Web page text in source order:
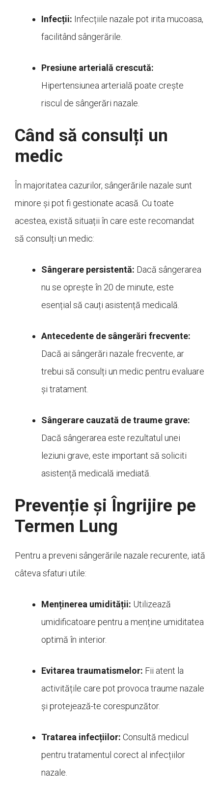
Infecții: Infecțiile nazale pot irita mucoasa,
facilitând sângerările.
Presiune arterială crescută:
Hipertensiunea arterială poate crește
riscul de sângerări nazale.
Când să consulți un
medic
În majoritatea cazurilor, sângerările nazale sunt
minore și pot fi gestionate acasă. Cu toate
acestea, există situații în care este recomandat
să consulți un medic:
Sângerare persistentă: Dacă sângerarea
nu se oprește în 20 de minute, este
esențial să cauți asistență medicală.
Antecedente de sângerări frecvente:
Dacă ai sângerări nazale frecvente, ar
trebui să consulți un medic pentru evaluare
și tratament.
Sângerare cauzată de traume grave:
Dacă sângerarea este rezultatul unei
leziuni grave, este important să soliciti
asistență medicală imediată.
Prevenție și Îngrijire pe
Termen Lung
Pentru a preveni sângerările nazale recurente, iată
câteva sfaturi utile:
Menținerea umidității: Utilizează
umidificatoare pentru a menține umiditatea
optimă în interior.
Evitarea traumatismelor: Fii atent la
activitățile care pot provoca traume nazale
și protejează-te corespunzător.
Tratarea infecțiilor: Consultă medicul
pentru tratamentul corect al infecțiilor
nazale.